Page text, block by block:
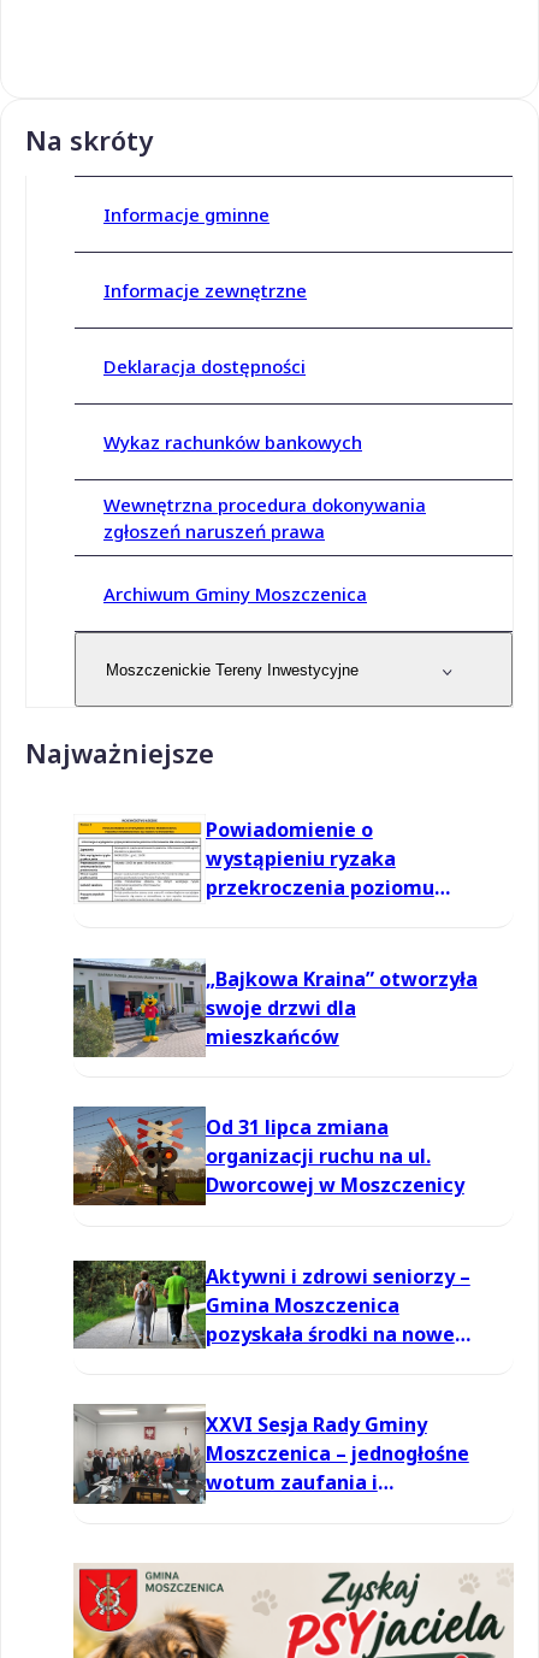
Na skróty
Informacje gminne
Informacje zewnętrzne
Deklaracja dostępności
Wykaz rachunków bankowych
Wewnętrzna procedura dokonywania
zgłoszeń naruszeń prawa
Archiwum Gminy Moszczenica
Moszczenickie Tereny Inwestycyjne
Najważniejsze
Powiadomienie o
wystąpieniu ryzaka
przekroczenia poziomu
„Bajkowa Kraina” otworzyła
swoje drzwi dla
mieszkańców
Od 31 lipca zmiana
organizacji ruchu na ul.
Dworcowej w Moszczenicy
Aktywni i zdrowi seniorzy –
Gmina Moszczenica
pozyskała środki na nowe
XXVI Sesja Rady Gminy
Moszczenica – jednogłośne
wotum zaufania i
absolutorium dla Wójta